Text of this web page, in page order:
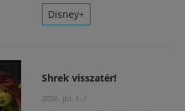
Disney+
Shrek visszatér!
2026. júl. 1. /